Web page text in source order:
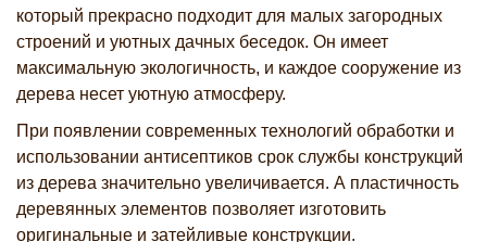
который прекрасно подходит для малых загородных
строений и уютных дачных беседок. Он имеет
максимальную экологичность, и каждое сооружение из
дерева несет уютную атмосферу.
При появлении современных технологий обработки и
использовании антисептиков срок службы конструкций
из дерева значительно увеличивается. А пластичность
деревянных элементов позволяет изготовить
оригинальные и затейливые конструкции.